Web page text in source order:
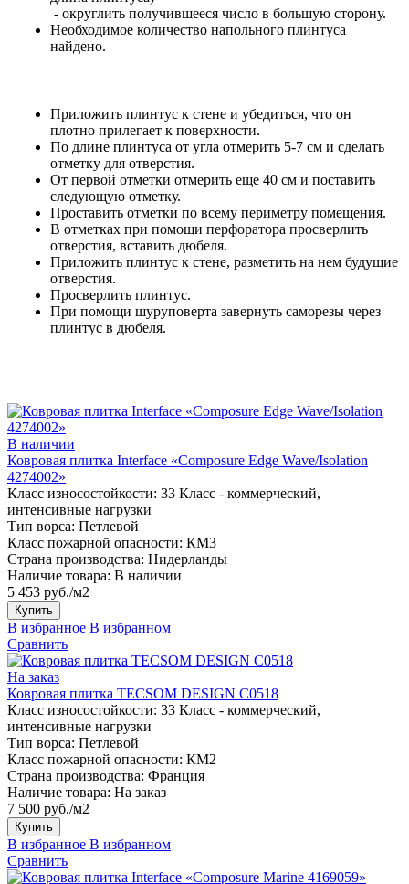
- округлить получившееся число в большую сторону.
Необходимое количество напольного плинтуса
найдено.
Приложить плинтус к стене и убедиться, что он
плотно прилегает к поверхности.
По длине плинтуса от угла отмерить 5-7 см и сделать
отметку для отверстия.
От первой отметки отмерить еще 40 см и поставить
следующую отметку.
Проставить отметки по всему периметру помещения.
В отметках при помощи перфоратора просверлить
отверстия, вставить дюбеля.
Приложить плинтус к стене, разметить на нем будущие
отверстия.
Просверлить плинтус.
При помощи шуруповерта завернуть саморезы через
плинтус в дюбеля.
В наличии
Ковровая плитка Interface «Composure Edge Wave/Isolation
4274002»
Класс износостойкости: 33 Класс - коммерческий,
интенсивные нагрузки
Тип ворса: Петлевой
Класс пожарной опасности: КМ3
Страна производства: Нидерланды
Наличие товара: В наличии
5 453 руб./м2
Купить
В избранное В избранном
Сравнить
На заказ
Ковровая плитка TECSOM DESIGN C0518
Класс износостойкости: 33 Класс - коммерческий,
интенсивные нагрузки
Тип ворса: Петлевой
Класс пожарной опасности: КМ2
Страна производства: Франция
Наличие товара: На заказ
7 500 руб./м2
Купить
В избранное В избранном
Сравнить